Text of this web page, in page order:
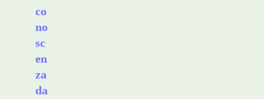
co
no
sc
en
za
da